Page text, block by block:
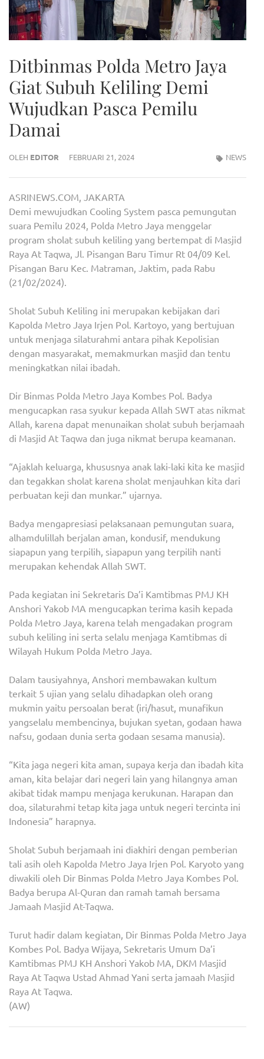
Ditbinmas Polda Metro Jaya
Giat Subuh Keliling Demi
Wujudkan Pasca Pemilu
Damai
OLEH EDITOR FEBRUARI 21, 2024 NEWS
ASRINEWS.COM, JAKARTA
Demi mewujudkan Cooling System pasca pemungutan
suara Pemilu 2024, Polda Metro Jaya menggelar
program sholat subuh keliling yang bertempat di Masjid
Raya At Taqwa, Jl. Pisangan Baru Timur Rt 04/09 Kel.
Pisangan Baru Kec. Matraman, Jaktim, pada Rabu
(21/02/2024).
Sholat Subuh Keliling ini merupakan kebijakan dari
Kapolda Metro Jaya Irjen Pol. Kartoyo, yang bertujuan
untuk menjaga silaturahmi antara pihak Kepolisian
dengan masyarakat, memakmurkan masjid dan tentu
meningkatkan nilai ibadah.
Dir Binmas Polda Metro Jaya Kombes Pol. Badya
mengucapkan rasa syukur kepada Allah SWT atas nikmat
Allah, karena dapat menunaikan sholat subuh berjamaah
di Masjid At Taqwa dan juga nikmat berupa keamanan.
“Ajaklah keluarga, khususnya anak laki-laki kita ke masjid
dan tegakkan sholat karena sholat menjauhkan kita dari
perbuatan keji dan munkar.” ujarnya.
Badya mengapresiasi pelaksanaan pemungutan suara,
alhamdulillah berjalan aman, kondusif, mendukung
siapapun yang terpilih, siapapun yang terpilih nanti
merupakan kehendak Allah SWT.
Pada kegiatan ini Sekretaris Da’i Kamtibmas PMJ KH
Anshori Yakob MA mengucapkan terima kasih kepada
Polda Metro Jaya, karena telah mengadakan program
subuh keliling ini serta selalu menjaga Kamtibmas di
Wilayah Hukum Polda Metro Jaya.
Dalam tausiyahnya, Anshori membawakan kultum
terkait 5 ujian yang selalu dihadapkan oleh orang
mukmin yaitu persoalan berat (iri/hasut, munafikun
yangselalu membencinya, bujukan syetan, godaan hawa
nafsu, godaan dunia serta godaan sesama manusia).
“⁠Kita jaga negeri kita aman, supaya kerja dan ibadah kita
aman, kita belajar dari negeri lain yang hilangnya aman
akibat tidak mampu menjaga kerukunan. Harapan dan
doa, silaturahmi tetap kita jaga untuk negeri tercinta ini
Indonesia” harapnya.
Sholat Subuh berjamaah ini diakhiri dengan pemberian
tali asih oleh Kapolda Metro Jaya Irjen Pol. Karyoto yang
diwakili oleh Dir Binmas Polda Metro Jaya Kombes Pol.
Badya berupa Al-Quran dan ramah tamah bersama
Jamaah Masjid At-Taqwa.
Turut hadir dalam kegiatan, Dir Binmas Polda Metro Jaya
Kombes Pol. Badya Wijaya, Sekretaris Umum Da’i
Kamtibmas PMJ KH Anshori Yakob MA, DKM Masjid
Raya At Taqwa Ustad Ahmad Yani serta jamaah Masjid
Raya At Taqwa.
(AW)